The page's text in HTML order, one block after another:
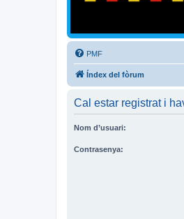
PMF
Índex del fòrum
Cal estar registrat i
Nom d’usuari:
Contrasenya: